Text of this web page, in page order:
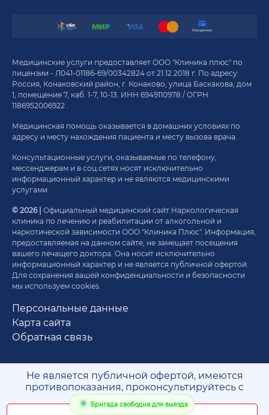
Медицинские услуги предоставляет ООО "Клиника плюс" по
лицензии - Л041-01186-69/00342824 от 21.12.2018 г. По адресу:
Россия, Конаковский район, г. Конаково, улица Баскакова, дом
1, помещение 7, каб. 1-7, 10-13. ИНН 6949110978 / ОГРН
1186952006922 .
Медицинская помощь оказывается в домашних условиях по
адресу и месту нахождения пациента и месту вызова врача.
Консультационные услуги, оказываемые по телефону,
мессенджерам и в соц.сетях носят исключительно
информационный характер и не являются медицинскими
услугами.
© 2026 | Официальный медицинский сайт Наркологическая
клиника по лечению и реабилитации от алкогольной и
наркотической зависимости ООО "Клиника Плюс". Информация,
предоставляемая на данном сайте, не замещает посещения
вашего лечащего доктора. Она носит исключительно
информационный характер и не является публичной офертой.
Для сохранения вашей конфиденциальности и безопасности
мы используем cookies.
Персональные данные
Карта сайта
Обратная связь
Не является публичной офертой, имеются
противопоказания, проконсультируйтесь с
врачом. 18+
* Медицинская деятельность оказывается по
Бригада свободна для выезда